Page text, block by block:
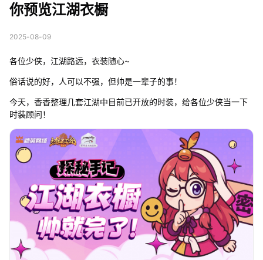
你预览江湖衣橱
2025-08-09
各位少侠，江湖路远，衣装随心~
俗话说的好，人可以不强，但帅是一辈子的事！
今天，香香整理几套江湖中目前已开放的时装，给各位少侠当一下
时装顾问！